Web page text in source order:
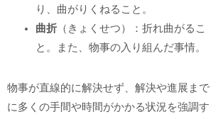
り、曲がりくねること。
曲折 （きょくせつ）：折れ曲がるこ
と。また、物事の入り組んだ事情。
物事が直線的に解決せず、解決や進展まで
に多くの手間や時間がかかる状況を強調す